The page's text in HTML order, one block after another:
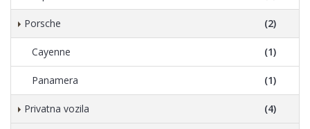
Porsche (2)
Cayenne (1)
Panamera (1)
Privatna vozila (4)